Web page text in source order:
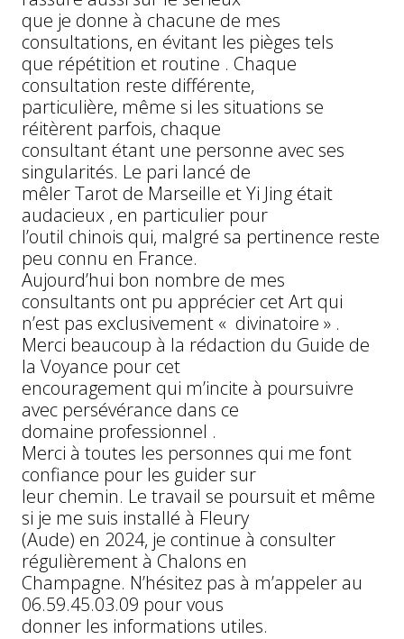
que je donne à chacune de mes
consultations, en évitant les pièges tels
que répétition et routine . Chaque
consultation reste différente,
particulière, même si les situations se
réitèrent parfois, chaque
consultant étant une personne avec ses
singularités. Le pari lancé de
mêler Tarot de Marseille et Yi Jing était
audacieux , en particulier pour
l’outil chinois qui, malgré sa pertinence reste
peu connu en France.
Aujourd’hui bon nombre de mes
consultants ont pu apprécier cet Art qui
n’est pas exclusivement « divinatoire » .
Merci beaucoup à la rédaction du Guide de
la Voyance pour cet
encouragement qui m’incite à poursuivre
avec persévérance dans ce
domaine professionnel .
Merci à toutes les personnes qui me font
confiance pour les guider sur
leur chemin. Le travail se poursuit et même
si je me suis installé à Fleury
(Aude) en 2024, je continue à consulter
régulièrement à Chalons en
Champagne. N’hésitez pas à m’appeler au
06.59.45.03.09 pour vous
donner les informations utiles.